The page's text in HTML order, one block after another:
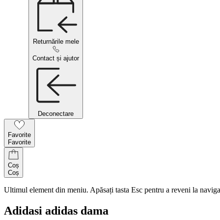
Returnările mele
Contact și ajutor
Deconectare
Favorite
Favorite
Coș
Coș
Ultimul element din meniu. Apăsați tasta Esc pentru a reveni la
Adidasi adidas dama